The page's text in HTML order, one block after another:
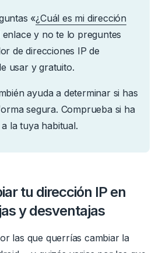
«¿Cuál es mi dirección
enlace y no te lo preguntes
de direcciones IP de
usar y gratuito.
ayuda a determinar si has
segura. Comprueba si ha
la tuya habitual.
tu dirección IP en
y desventajas
las que querrías cambiar la